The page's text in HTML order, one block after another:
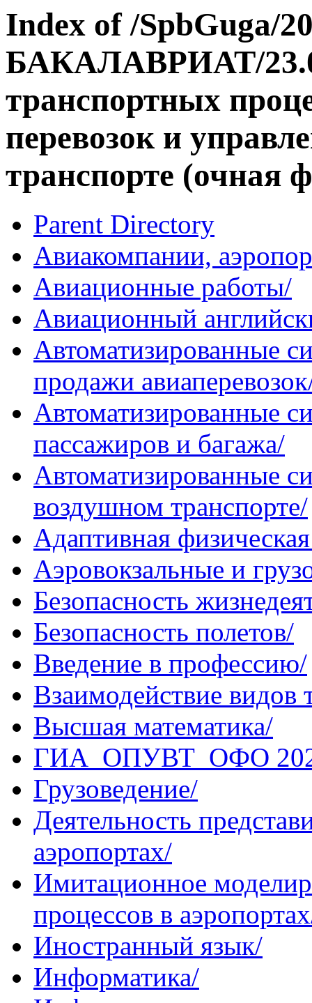
Index of /SpbGuga/
БАКАЛАВРИАТ/
транспортных
перевозок и
транспорте (очная
Parent Directory
Авиакомпании,
Авиационные работы/
Авиационный
Автоматизированные
продажи
Автоматизированные
пассажиров и багажа/
Автоматизированные
воздушном транспорте/
Адаптивная
Аэровокзальные и
Безопасность
Безопасность полетов/
Введение в профессию/
Взаимодействие видов
Высшая математика/
ГИА_ОПУВТ_ОФО
Грузоведение/
Деятельность
аэропортах/
Имитационное
процессов в
Иностранный язык/
Информатика/